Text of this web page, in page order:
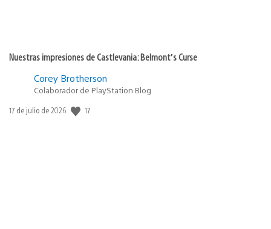
Nuestras impresiones de Castlevania: Belmont’s Curse
Corey Brotherson
Colaborador de PlayStation Blog
Fecha
17 de julio de 2026 17